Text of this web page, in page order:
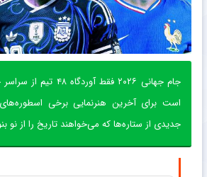
جام جهانی ۲۰۲۶ فقط
است برای آخرین هنرنمایی برخی
جدیدی از ستاره‌ها که می‌خواهند تاریخ را از نو